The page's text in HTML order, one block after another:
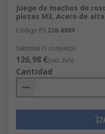
Juego de machos de
piezas M3, Acero de
Código RS 226-8889
Subtotal (1 conjunto)
126,98 €(exc. IVA)
Cantidad